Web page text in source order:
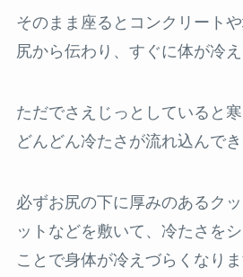
そのまま座るとコンクリート
尻から伝わり、すぐに体が冷え
ただでさえじっとしていると
どんどん冷たさが流れ込んで
必ずお尻の下に厚みのあるク
ットなどを敷いて、冷たさを
ことで身体が冷えづらくなりま